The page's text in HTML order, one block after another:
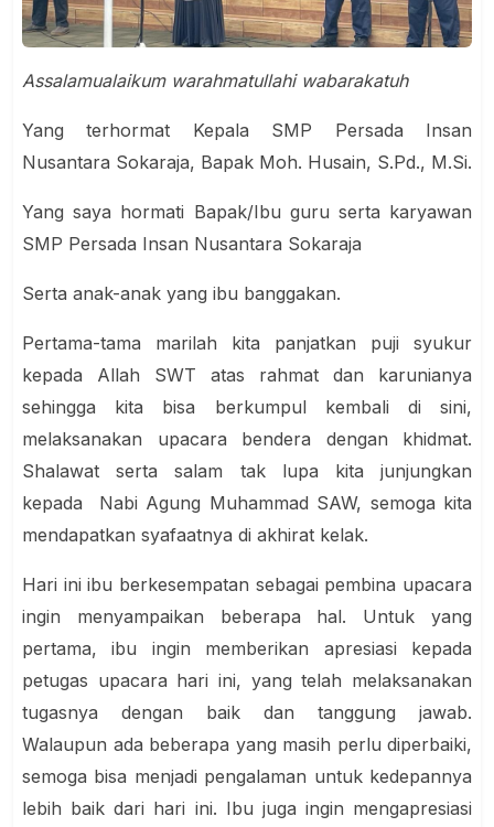
Assalamualaikum warahmatullahi wabarakatuh
Yang terhormat Kepala SMP Persada Insan
Nusantara Sokaraja, Bapak Moh. Husain, S.Pd., M.Si.
Yang saya hormati Bapak/Ibu guru serta karyawan
SMP Persada Insan Nusantara Sokaraja
Serta anak-anak yang ibu banggakan.
Pertama-tama marilah kita panjatkan puji syukur
kepada Allah SWT atas rahmat dan karunianya
sehingga kita bisa berkumpul kembali di sini,
melaksanakan upacara bendera dengan khidmat.
Shalawat serta salam tak lupa kita junjungkan
kepada Nabi Agung Muhammad SAW, semoga kita
mendapatkan syafaatnya di akhirat kelak.
Hari ini ibu berkesempatan sebagai pembina upacara
ingin menyampaikan beberapa hal. Untuk yang
pertama, ibu ingin memberikan apresiasi kepada
petugas upacara hari ini, yang telah melaksanakan
tugasnya dengan baik dan tanggung jawab.
Walaupun ada beberapa yang masih perlu diperbaiki,
semoga bisa menjadi pengalaman untuk kedepannya
lebih baik dari hari ini. Ibu juga ingin mengapresiasi